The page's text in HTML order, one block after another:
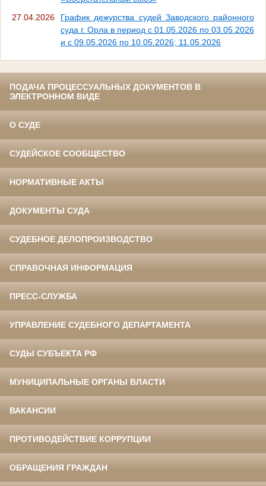
27.04.2026
График дежурства судей Заводского районного
суда г. Орла в период с 01.05.2026 по 03.05.2026
и с 09.05.2026 по 10.05.2026; 11.05.2026
ПОДАЧА ПРОЦЕССУАЛЬНЫХ ДОКУМЕНТОВ В
ЭЛЕКТРОННОМ ВИДЕ
О СУДЕ
СУДЕЙСКОЕ СООБЩЕСТВО
НОРМАТИВНЫЕ АКТЫ
ДОКУМЕНТЫ СУДА
СУДЕБНОЕ ДЕЛОПРОИЗВОДСТВО
СПРАВОЧНАЯ ИНФОРМАЦИЯ
ПРЕСС-СЛУЖБА
УПРАВЛЕНИЕ СУДЕБНОГО ДЕПАРТАМЕНТА
СУДЫ СУБЪЕКТА РФ
МУНИЦИПАЛЬНЫЕ ОРГАНЫ ВЛАСТИ
ВАКАНСИИ
ПРОТИВОДЕЙСТВИЕ КОРРУПЦИИ
ОБРАЩЕНИЯ ГРАЖДАН